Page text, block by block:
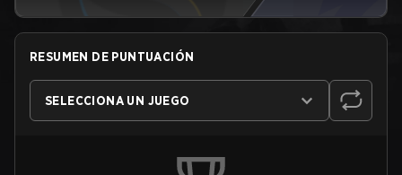
RESUMEN DE PUNTUACIÓN
SELECCIONA UN JUEGO